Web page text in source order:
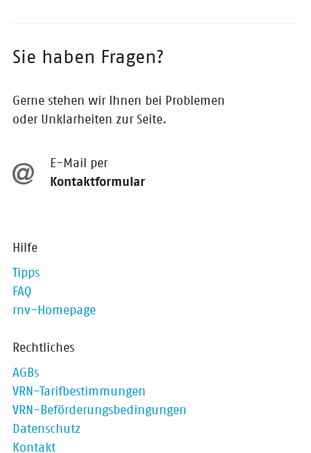
Sie haben Fragen?
Gerne stehen wir Ihnen bei Problemen
oder Unklarheiten zur Seite.
E-Mail per
Kontaktformular
Hilfe
Tipps
FAQ
rnv-Homepage
Rechtliches
AGBs
VRN-Tarifbestimmungen
VRN-Beförderungsbedingungen
Datenschutz
Kontakt